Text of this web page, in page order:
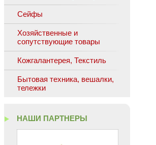
Сейфы
Хозяйственные и
сопутствующие товары
Кожгалантерея, Текстиль
Бытовая техника, вешалки,
тележки
НАШИ ПАРТНЕРЫ